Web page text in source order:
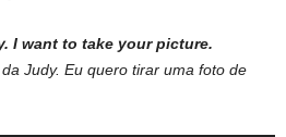
I want to take your picture.
da Judy. Eu quero tirar uma foto de